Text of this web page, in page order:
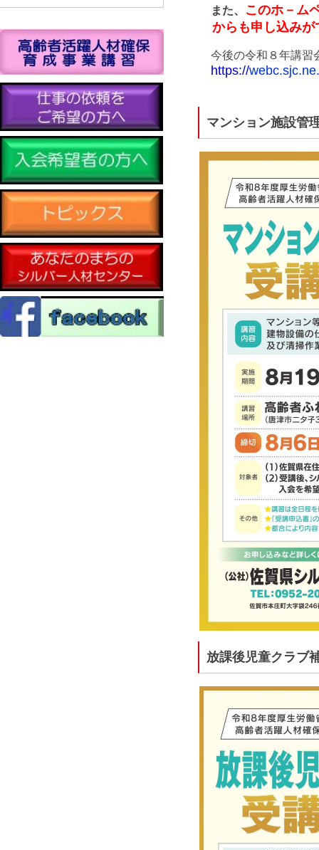
また、
このホ－ム
からも申し込みが
今後の令和８年講習
https://
マンション施設管
放課後児童クラブ